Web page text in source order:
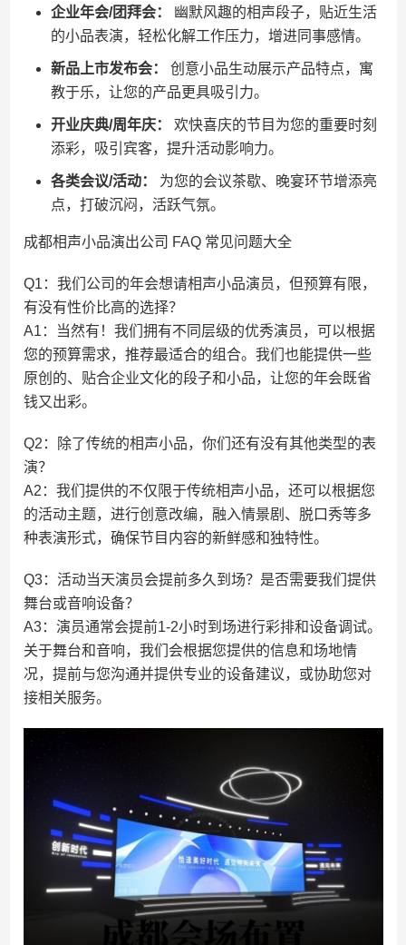
企业年会/团拜会：
幽默风趣的相声段子，贴近生活
的小品表演，轻松化解工作压力，增进同事感情。
新品上市发布会：
创意小品生动展示产品特点，寓
教于乐，让您的产品更具吸引力。
开业庆典/周年庆：
欢快喜庆的节目为您的重要时刻
添彩，吸引宾客，提升活动影响力。
各类会议/活动：
为您的会议茶歇、晚宴环节增添亮
点，打破沉闷，活跃气氛。
成都相声小品演出公司 FAQ 常见问题大全
Q1：我们公司的年会想请相声小品演员，但预算有限，
有没有性价比高的选择？
A1：当然有！我们拥有不同层级的优秀演员，可以根据
您的预算需求，推荐最适合的组合。我们也能提供一些
原创的、贴合企业文化的段子和小品，让您的年会既省
钱又出彩。
Q2：除了传统的相声小品，你们还有没有其他类型的表
演？
A2：我们提供的不仅限于传统相声小品，还可以根据您
的活动主题，进行创意改编，融入情景剧、脱口秀等多
种表演形式，确保节目内容的新鲜感和独特性。
Q3：活动当天演员会提前多久到场？是否需要我们提供
舞台或音响设备？
A3：演员通常会提前1-2小时到场进行彩排和设备调试。
关于舞台和音响，我们会根据您提供的信息和场地情
况，提前与您沟通并提供专业的设备建议，或协助您对
接相关服务。